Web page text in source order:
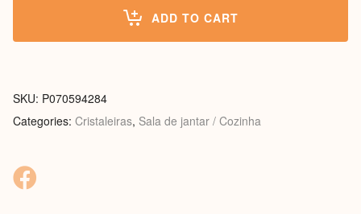
ADD TO CART
SKU: P070594284
Categories: Cristaleiras, Sala de jantar / Cozinha